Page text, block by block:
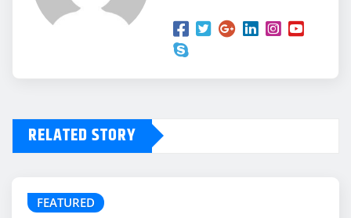
RELATED STORY
FEATURED